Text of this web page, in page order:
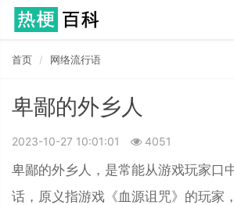
首页 网络流行语
卑鄙的外乡人
2023-10-27 10:01:01 4051
卑鄙的外乡人，是常能从游戏玩家口
话，原义指游戏《血源诅咒》的玩家